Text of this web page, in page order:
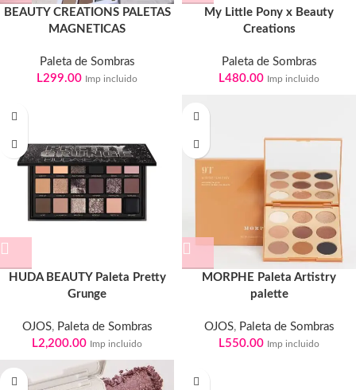
BEAUTY CREATIONS PALETAS
MAGNETICAS
Paleta de Sombras
L299.00 Imp incluido
My Little Pony x Beauty
Creations
Paleta de Sombras
L480.00 Imp incluido
HUDA BEAUTY Paleta Pretty
Grunge
OJOS, Paleta de Sombras
L2,200.00 Imp incluido
MORPHE Paleta Artistry
palette
OJOS, Paleta de Sombras
L550.00 Imp incluido